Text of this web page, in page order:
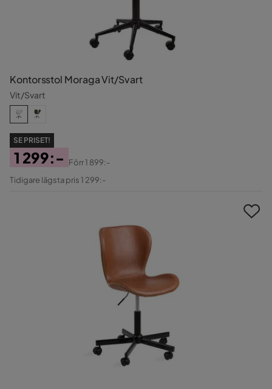
Kontorsstol Moraga Vit/Svart
Vit/Svart
SE PRISET!
Pris
1 299:-
Original
Förr1 899:-
Tidigare lägsta pris 1 299:-